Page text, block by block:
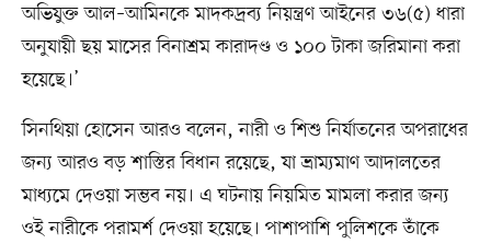
অভিযুক্ত আল–আমিনকে মাদকদ্রব্য নিয়ন্ত্রণ আইনের ৩৬(৫) ধারা
অনুযায়ী ছয় মাসের বিনাশ্রম কারাদণ্ড ও ১০০ টাকা জরিমানা করা
হয়েছে।’
সিনথিয়া হোসেন আরও বলেন, নারী ও শিশু নির্যাতনের অপরাধের
জন্য আরও বড় শাস্তির বিধান রয়েছে, যা ভ্রাম্যমাণ আদালতের
মাধ্যমে দেওয়া সম্ভব নয়। এ ঘটনায় নিয়মিত মামলা করার জন্য
ওই নারীকে পরামর্শ দেওয়া হয়েছে। পাশাপাশি পুলিশকে তাঁকে